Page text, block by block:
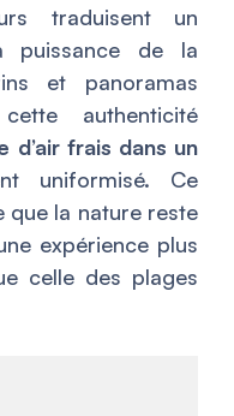
traduisent un
puissance de la
et panoramas
authenticité
d’air frais dans un
uniformisé. Ce
que la nature reste
expérience plus
celle des plages